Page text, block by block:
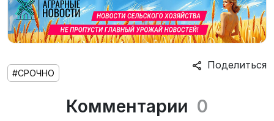
Поделиться
#СРОЧНО
Комментарии 0